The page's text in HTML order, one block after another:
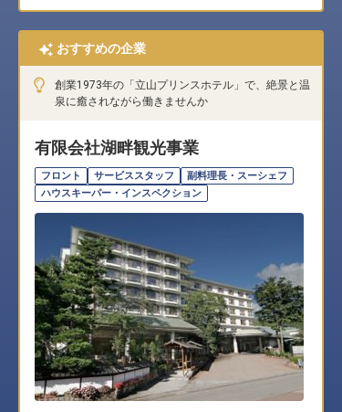
おすすめの企業
創業1973年の「立山プリンスホテル」で、絶景と温
泉に癒されながら働きませんか
有限会社湖畔観光事業
フロント サービススタッフ
副料理長・スーシェフ
ハウスキーパー・インスペクション